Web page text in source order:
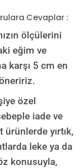
Cevaplar :
ölçülerini
eğim ve
karşı 5 cm en
özel
iade ve
yırtık,
leke ya da
konusuyla,